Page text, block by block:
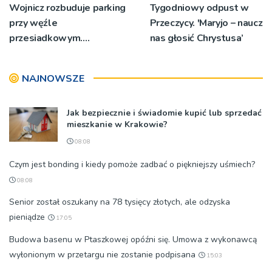
Wojnicz rozbuduje parking
przy węźle
przesiadkowym.
Tygodniowy odpust w
Przeczycy. 'Maryjo – naucz
nas głosić Chrystusa’
NAJNOWSZE
Jak bezpiecznie i świadomie kupić lub sprzedać
mieszkanie w Krakowie?
08:08
Czym jest bonding i kiedy pomoże zadbać o piękniejszy uśmiech?
08:08
Senior został oszukany na 78 tysięcy złotych, ale odzyska
pieniądze
17:05
Budowa basenu w Ptaszkowej opóźni się. Umowa z wykonawcą
wyłonionym w przetargu nie zostanie podpisana
15:03